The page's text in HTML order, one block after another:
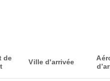
de
Ville d'arrivée